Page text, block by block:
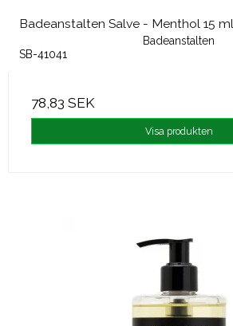
Badeanstalten Salve - Menthol 15 ml
Badeanstalten
SB-41041
78,83 SEK
Visa produkten